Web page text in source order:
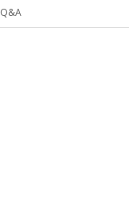
Q&A